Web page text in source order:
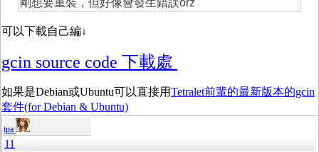
剛想要重裝，但好像會發生錯誤orz
可以下載自己編↓
gcin source code 下載處
如果是Debian或Ubuntu可以直接用Tetralet前輩的最新版本的gcin
套件(for Debian & Ubuntu)
tpa
11